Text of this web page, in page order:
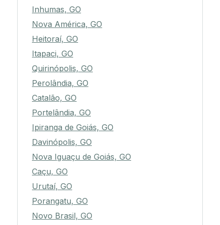
Inhumas, GO
Nova América, GO
Heitoraí, GO
Itapaci, GO
Quirinópolis, GO
Perolândia, GO
Catalão, GO
Portelândia, GO
Ipiranga de Goiás, GO
Davinópolis, GO
Nova Iguaçu de Goiás, GO
Caçu, GO
Urutaí, GO
Porangatu, GO
Novo Brasil, GO